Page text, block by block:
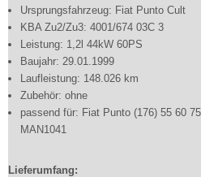
Ursprungsfahrzeug: Fiat Punto Cult
KBA Zu2/Zu3: 4001/674 03C 3
Leistung: 1,2l 44kW 60PS
Baujahr: 29.01.1999
Laufleistung: 148.026 km
Zubehör: ohne
passend für: Fiat Punto (176) 55 60
MAN1041
Lieferumfang: